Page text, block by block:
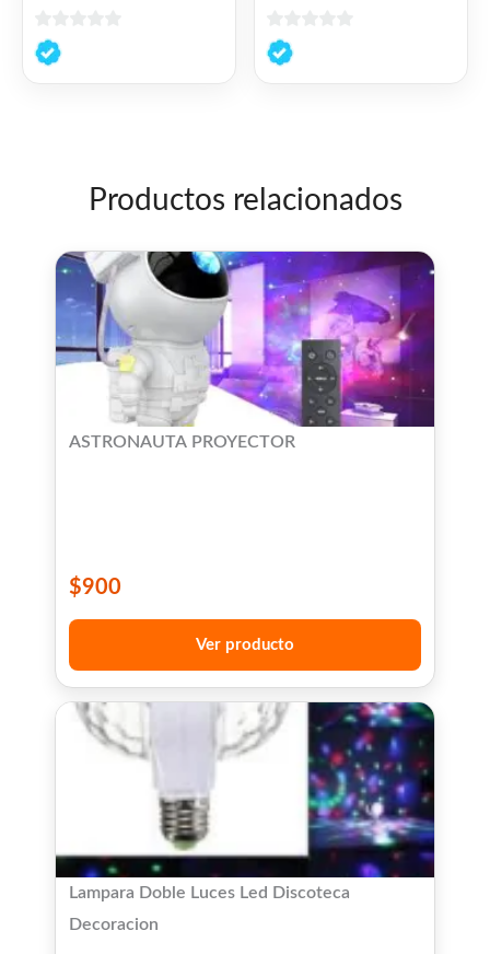
0
de
0
de
Productos relacionados
ASTRONAUTA PROYECTOR
$900
Ver producto
Lampara Doble Luces Led Discoteca
Decoracion